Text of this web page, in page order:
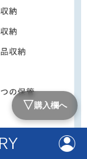
▽購入欄へ